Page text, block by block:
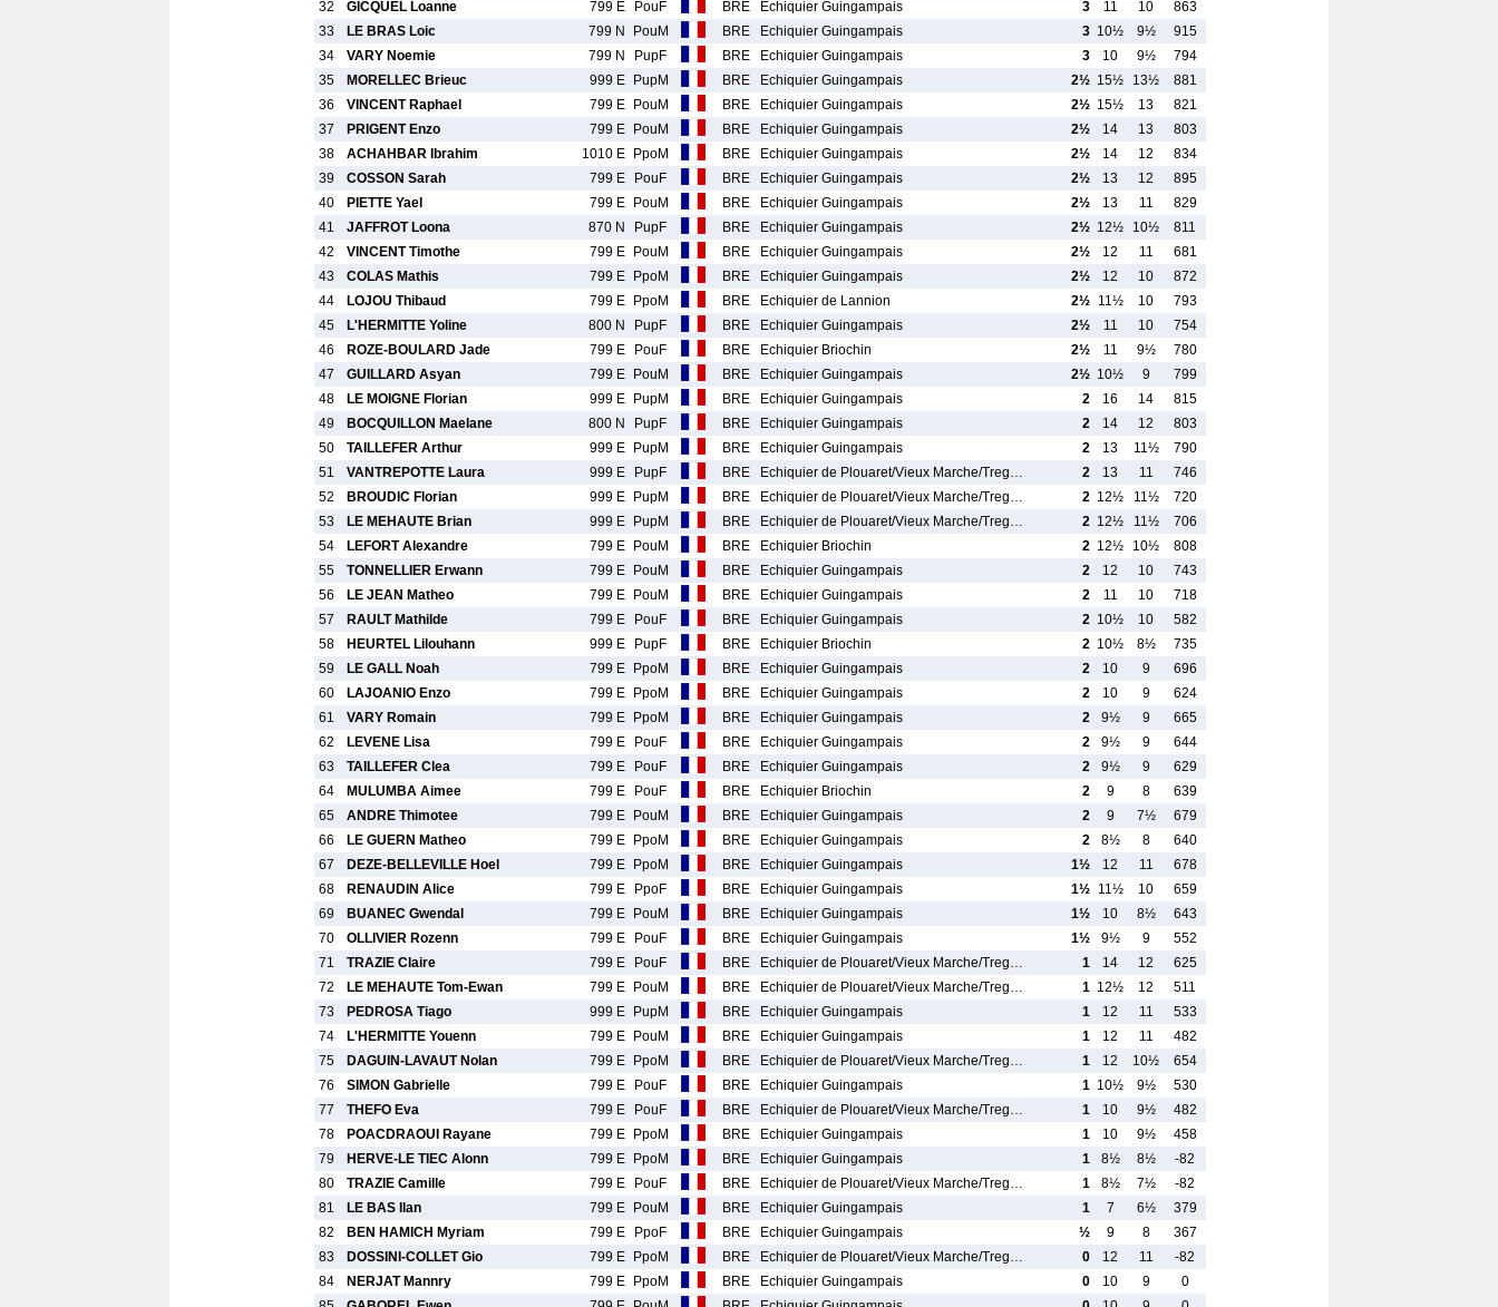
32
GICQUEL Loanne 799 E PouF BRE Echiquier Guingampais 3 11 10
863
33
LE BRAS Loic 799 N PouM BRE Echiquier Guingampais 3 10½ 9½
915
34
VARY Noemie 799 N PupF BRE Echiquier Guingampais 3 10 9½
794
35
MORELLEC Brieuc 999 E PupM BRE Echiquier Guingampais 2½ 15½ 13½
881
36
VINCENT Raphael 799 E PouM BRE Echiquier Guingampais 2½ 15½ 13
821
37
PRIGENT Enzo 799 E PouM BRE Echiquier Guingampais 2½ 14 13
803
38
ACHAHBAR Ibrahim 1010 E PpoM BRE Echiquier Guingampais 2½ 14 12
834
39
COSSON Sarah 799 E PouF BRE Echiquier Guingampais 2½ 13 12
895
40
PIETTE Yael 799 E PouM BRE Echiquier Guingampais 2½ 13 11
829
41
JAFFROT Loona 870 N PupF BRE Echiquier Guingampais 2½ 12½ 10½
811
42
VINCENT Timothe 799 E PouM BRE Echiquier Guingampais 2½ 12 11
681
43
COLAS Mathis 799 E PpoM BRE Echiquier Guingampais 2½ 12 10
872
44
LOJOU Thibaud 799 E PpoM BRE Echiquier de Lannion 2½ 11½ 10
793
45
L'HERMITTE Yoline 800 N PupF BRE Echiquier Guingampais 2½ 11 10
754
46
ROZE-BOULARD Jade 799 E PouF BRE Echiquier Briochin 2½ 11 9½
780
47
GUILLARD Asyan 799 E PouM BRE Echiquier Guingampais 2½ 10½ 9
799
48
LE MOIGNE Florian 999 E PupM BRE Echiquier Guingampais 2 16 14
815
49
BOCQUILLON Maelane 800 N PupF BRE Echiquier Guingampais 2 14 12
803
50
TAILLEFER Arthur 999 E PupM BRE Echiquier Guingampais 2 13 11½
790
51
VANTREPOTTE Laura 999 E PupF BRE Echiquier de Plouaret/Vieux Marche/Treg… 2 13 11
746
52
BROUDIC Florian 999 E PupM BRE Echiquier de Plouaret/Vieux Marche/Treg… 2 12½ 11½
720
53
LE MEHAUTE Brian 999 E PupM BRE Echiquier de Plouaret/Vieux Marche/Treg… 2 12½ 11½
706
54
LEFORT Alexandre 799 E PouM BRE Echiquier Briochin 2 12½ 10½
808
55
TONNELLIER Erwann 799 E PouM BRE Echiquier Guingampais 2 12 10
743
56
LE JEAN Matheo 799 E PouM BRE Echiquier Guingampais 2 11 10
718
57
RAULT Mathilde 799 E PouF BRE Echiquier Guingampais 2 10½ 10
582
58
HEURTEL Lilouhann 999 E PupF BRE Echiquier Briochin 2 10½ 8½
735
59
LE GALL Noah 799 E PpoM BRE Echiquier Guingampais 2 10 9
696
60
LAJOANIO Enzo 799 E PpoM BRE Echiquier Guingampais 2 10 9
624
61
VARY Romain 799 E PpoM BRE Echiquier Guingampais 2 9½ 9
665
62
LEVENE Lisa 799 E PouF BRE Echiquier Guingampais 2 9½ 9
644
63
TAILLEFER Clea 799 E PouF BRE Echiquier Guingampais 2 9½ 9
629
64
MULUMBA Aimee 799 E PouF BRE Echiquier Briochin 2 9 8
639
65
ANDRE Thimotee 799 E PouM BRE Echiquier Guingampais 2 9 7½
679
66
LE GUERN Matheo 799 E PpoM BRE Echiquier Guingampais 2 8½ 8
640
67
DEZE-BELLEVILLE Hoel 799 E PpoM BRE Echiquier Guingampais 1½ 12 11
678
68
RENAUDIN Alice 799 E PpoF BRE Echiquier Guingampais 1½ 11½ 10
659
69
BUANEC Gwendal 799 E PouM BRE Echiquier Guingampais 1½ 10 8½
643
70
OLLIVIER Rozenn 799 E PouF BRE Echiquier Guingampais 1½ 9½ 9
552
71
TRAZIE Claire 799 E PouF BRE Echiquier de Plouaret/Vieux Marche/Treg… 1 14 12
625
72
LE MEHAUTE Tom-Ewan 799 E PouM BRE Echiquier de Plouaret/Vieux Marche/Treg… 1 12½ 12
511
73
PEDROSA Tiago 999 E PupM BRE Echiquier Guingampais 1 12 11
533
74
L'HERMITTE Youenn 799 E PouM BRE Echiquier Guingampais 1 12 11
482
75
DAGUIN-LAVAUT Nolan 799 E PpoM BRE Echiquier de Plouaret/Vieux Marche/Treg… 1 12 10½
654
76
SIMON Gabrielle 799 E PouF BRE Echiquier Guingampais 1 10½ 9½
530
77
THEFO Eva 799 E PouF BRE Echiquier de Plouaret/Vieux Marche/Treg… 1 10 9½
482
78
POACDRAOUI Rayane 799 E PpoM BRE Echiquier Guingampais 1 10 9½
458
79
HERVE-LE TIEC Alonn 799 E PpoM BRE Echiquier Guingampais 1 8½ 8½
-82
80
TRAZIE Camille 799 E PouF BRE Echiquier de Plouaret/Vieux Marche/Treg… 1 8½ 7½
-82
81
LE BAS Ilan 799 E PouM BRE Echiquier Guingampais 1 7 6½
379
82
BEN HAMICH Myriam 799 E PpoF BRE Echiquier Guingampais ½ 9 8
367
83
DOSSINI-COLLET Gio 799 E PpoM BRE Echiquier de Plouaret/Vieux Marche/Treg… 0 12 11
-82
84
NERJAT Mannry 799 E PpoM BRE Echiquier Guingampais 0 10 9
0